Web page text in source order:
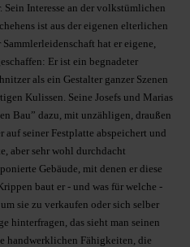
Interesse an der volkstümlichen
ist aus der eigenen elterlichen
hat er eigene,
Er ist ein begnadeter
als ein Gestalter ganzer Szenen
Kulissen. Seine Josefs und Marias
Bau” dazu, mit unzähligen, draußen
seiner Festplatte abspeichert und
aber sehr wohl durchdacht
Gebäude, mit denen er diese
baut er - und was für welche -
sie zu verkaufen oder sich selber
hinterfragen, das sieht man seinen
handwerklichen Fähigkeiten, die